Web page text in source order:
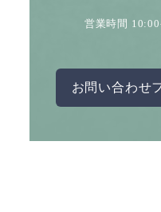
営業時間
お問い合わせ